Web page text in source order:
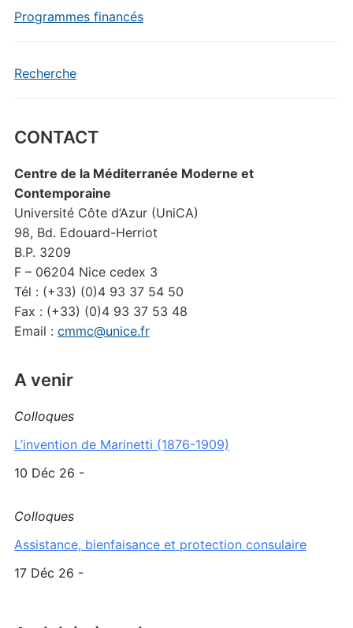
Programmes financés
Recherche
CONTACT
Centre de la Méditerranée Moderne et
Contemporaine
Université Côte d’Azur (UniCA)
98, Bd. Edouard-Herriot
B.P. 3209
F – 06204 Nice cedex 3
Tél : (+33) (0)4 93 37 54 50
Fax : (+33) (0)4 93 37 53 48
Email : cmmc@unice.fr
A venir
Colloques
L’invention de Marinetti (1876-1909)
10 Déc 26 -
Colloques
Assistance, bienfaisance et protection consulaire
17 Déc 26 -